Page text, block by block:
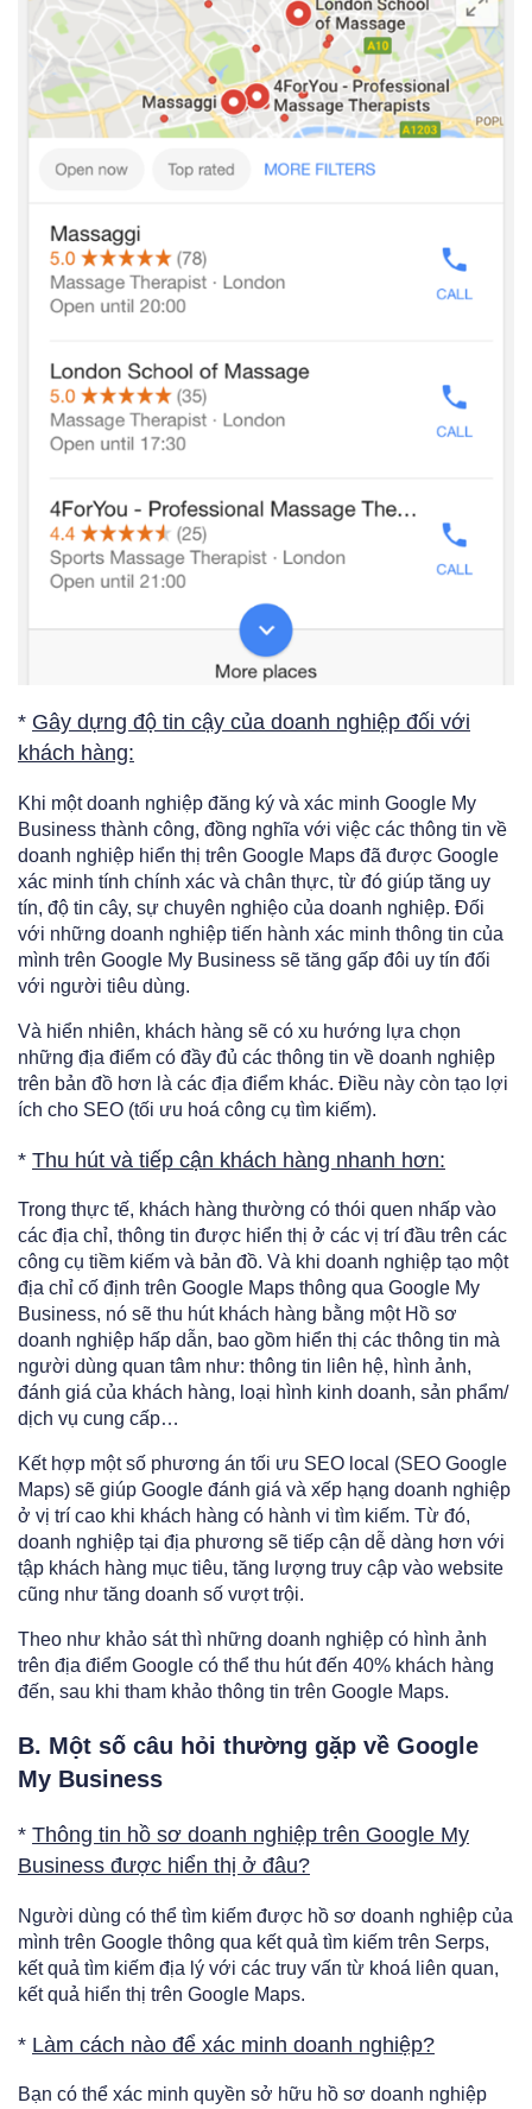
* Gây dựng độ tin cậy của doanh nghiệp đối với
khách hàng:
Khi một doanh nghiệp đăng ký và xác minh Google My
Business thành công, đồng nghĩa với việc các thông tin về
doanh nghiệp hiển thị trên Google Maps đã được Google
xác minh tính chính xác và chân thực, từ đó giúp tăng uy
tín, độ tin cây, sự chuyên nghiệo của doanh nghiệp. Đối
với những doanh nghiệp tiến hành xác minh thông tin của
mình trên Google My Business sẽ tăng gấp đôi uy tín đối
với người tiêu dùng.
Và hiển nhiên, khách hàng sẽ có xu hướng lựa chọn
những địa điểm có đầy đủ các thông tin về doanh nghiệp
trên bản đồ hơn là các địa điểm khác. Điều này còn tạo lợi
ích cho SEO (tối ưu hoá công cụ tìm kiếm).
* Thu hút và tiếp cận khách hàng nhanh hơn:
Trong thực tế, khách hàng thường có thói quen nhấp vào
các địa chỉ, thông tin được hiển thị ở các vị trí đầu trên các
công cụ tiềm kiếm và bản đồ. Và khi doanh nghiệp tạo một
địa chỉ cố định trên Google Maps thông qua Google My
Business, nó sẽ thu hút khách hàng bằng một Hồ sơ
doanh nghiệp hấp dẫn, bao gồm hiển thị các thông tin mà
người dùng quan tâm như: thông tin liên hệ, hình ảnh,
đánh giá của khách hàng, loại hình kinh doanh, sản phẩm/
dịch vụ cung cấp…
Kết hợp một số phương án tối ưu SEO local (SEO Google
Maps) sẽ giúp Google đánh giá và xếp hạng doanh nghiệp
ở vị trí cao khi khách hàng có hành vi tìm kiếm. Từ đó,
doanh nghiệp tại địa phương sẽ tiếp cận dễ dàng hơn với
tập khách hàng mục tiêu, tăng lượng truy cập vào website
cũng như tăng doanh số vượt trội.
Theo như khảo sát thì những doanh nghiệp có hình ảnh
trên địa điểm Google có thể thu hút đến 40% khách hàng
đến, sau khi tham khảo thông tin trên Google Maps.
B. Một số câu hỏi thường gặp về Google
My Business
​​​​* Thông tin hồ sơ doanh nghiệp trên Google My
Business được hiển thị ở đâu?
Người dùng có thể tìm kiếm được hồ sơ doanh nghiệp của
mình trên Google thông qua kết quả tìm kiếm trên Serps,
kết quả tìm kiếm địa lý với các truy vấn từ khoá liên quan,
kết quả hiển thị trên Google Maps.
* Làm cách nào để xác minh doanh nghiệp?
Bạn có thể xác minh quyền sở hữu hồ sơ doanh nghiệp